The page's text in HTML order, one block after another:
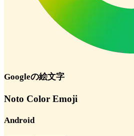
Googleの絵文字
Noto Color Emoji
Android